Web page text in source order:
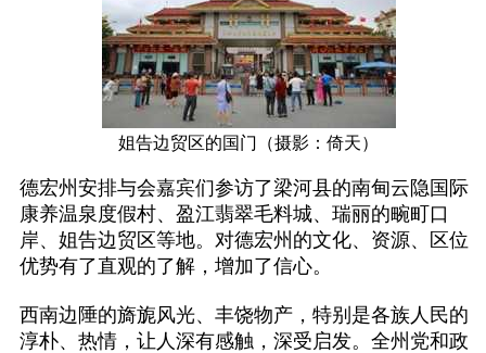
姐告边贸区的国门（摄影：倚天）
德宏州安排与会嘉宾们参访了梁河县的南甸云隐国际
康养温泉度假村、盈江翡翠毛料城、瑞丽的畹町口
岸、姐告边贸区等地。对德宏州的文化、资源、区位
优势有了直观的了解，增加了信心。
西南边陲的旖旎风光、丰饶物产，特别是各族人民的
淳朴、热情，让人深有感触，深受启发。全州党和政